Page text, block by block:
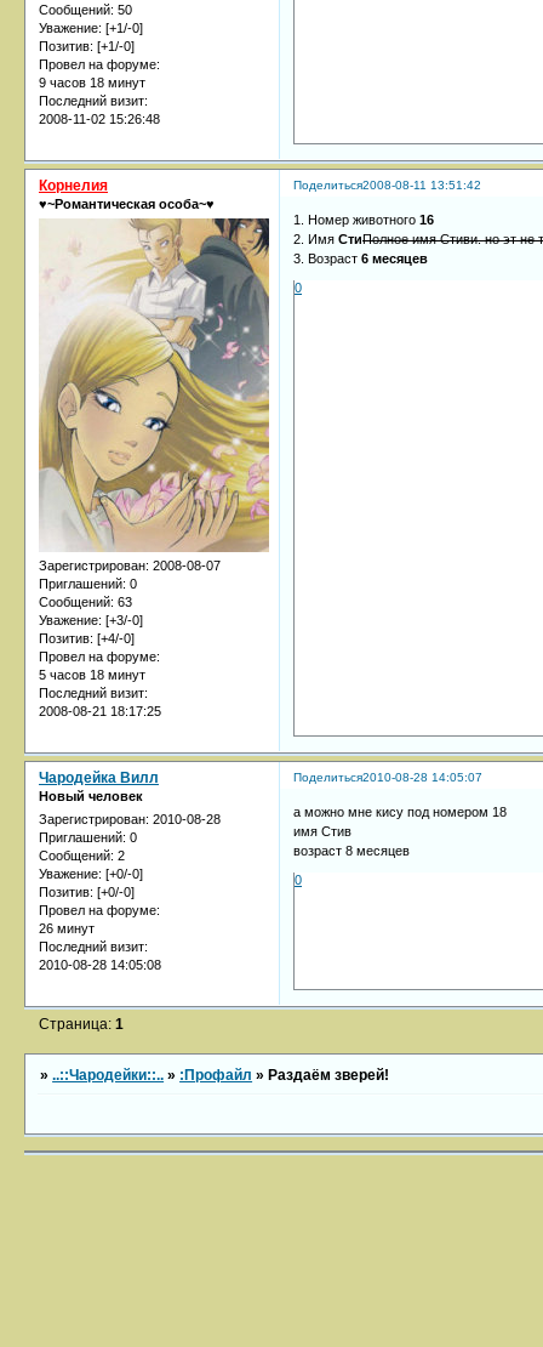
Сообщений: 50
Уважение: [+1/-0]
Позитив: [+1/-0]
Провел на форуме:
9 часов 18 минут
Последний визит:
2008-11-02 15:26:48
Поделиться2008-08-11 13:51:42
Корнелия
♥~Романтическая особа~♥
Зарегистрирован: 2008-08-07
Приглашений: 0
Сообщений: 63
Уважение: [+3/-0]
Позитив: [+4/-0]
Провел на форуме:
5 часов 18 минут
Последний визит:
2008-08-21 18:17:25
1. Номер животного16
2. ИмяСтиПолное имя Стиви. но эт не
3. Возраст 6 месяцев
0
Поделиться2010-08-28 14:05:07
Чародейка Вилл
Новый человек
Зарегистрирован: 2010-08-28
Приглашений: 0
Сообщений: 2
Уважение: [+0/-0]
Позитив: [+0/-0]
Провел на форуме:
26 минут
Последний визит:
2010-08-28 14:05:08
а можно мне кису под номером 18
имя Стив
возраст 8 месяцев
0
Страница:1
»..::Чародейки::.. » :Профайл »Раздаём зверей!